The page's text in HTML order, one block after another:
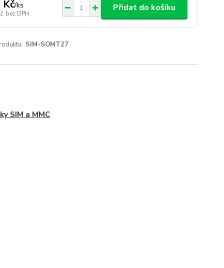
Kč/ks
bez DPH
Přidat do košíku
SIM-SOMT27
SIM a MMC